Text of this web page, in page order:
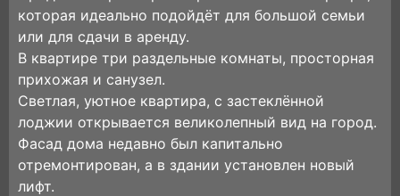
которая идеально подойдёт для большой семьи
или для сдачи в аренду.
В квартире три раздельные комнаты, просторная
прихожая и санузел.
Светлая, уютное квартира, с застеклённой
лоджии открывается великолепный вид на город.
Фасад дома недавно был капитально
отремонтирован, а в здании установлен новый
лифт.